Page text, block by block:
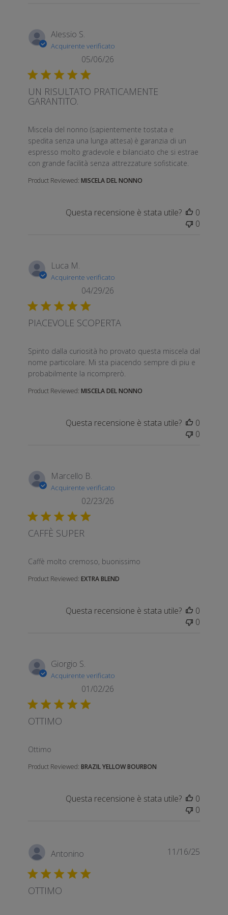
Alessio S.
Acquirente verificato
UN RISULTATO PRATICAMENTE
GARANTITO.
Miscela del nonno (sapientemente tostata e
spedita senza una lunga attesa) è garanzia di un
espresso molto gradevole e bilanciato che si estrae
con grande facilità senza attrezzature sofisticate.
read more about review content Miscela del nonno
Product Reviewed: MISCELA DEL NONNO
05/06/26
Questa recensione è stata utile?
0
0
Luca M.
Acquirente verificato
PIACEVOLE SCOPERTA
Spinto dalla curiosità ho provato questa miscela dal
nome particolare. Mi sta piacendo sempre di piu e
probabilmente la ricomprerò.
read more about review content Spinto dalla
Product Reviewed: MISCELA DEL NONNO
04/29/26
Questa recensione è stata utile?
0
0
Marcello B.
Acquirente verificato
CAFFÈ SUPER
Caffè molto cremoso, buonissimo
read more about review content
Product Reviewed: EXTRA BLEND
02/23/26
Questa recensione è stata utile?
0
0
Giorgio S.
Acquirente verificato
OTTIMO
Ottimo
read more about review content
Product Reviewed: BRAZIL YELLOW BOURBON
01/02/26
Questa recensione è stata utile?
0
0
Antonino
OTTIMO
11/16/25